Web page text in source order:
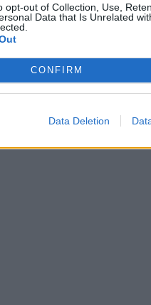
opt-out of Collection, Use,
Data that Is Unrelated
CONFIRM
Data Deletion